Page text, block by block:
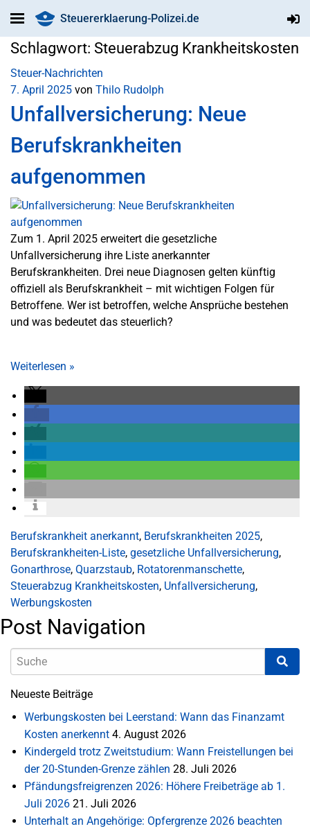
Steuererklaerung-Polizei.de
Schlagwort: Steuerabzug Krankheitskosten
Steuer-Nachrichten
7. April 2025 von Thilo Rudolph
Unfallversicherung: Neue
Berufskrankheiten
aufgenommen
Zum 1. April 2025 erweitert die gesetzliche
Unfallversicherung ihre Liste anerkannter
Berufskrankheiten. Drei neue Diagnosen gelten künftig
offiziell als Berufskrankheit – mit wichtigen Folgen für
Betroffene. Wer ist betroffen, welche Ansprüche bestehen
und was bedeutet das steuerlich?
Weiterlesen »
Berufskrankheit anerkannt, Berufskrankheiten 2025,
Berufskrankheiten-Liste, gesetzliche Unfallversicherung,
Gonarthrose, Quarzstaub, Rotatorenmanschette,
Steuerabzug Krankheitskosten, Unfallversicherung,
Werbungskosten
Post Navigation
Neueste Beiträge
Werbungskosten bei Leerstand: Wann das Finanzamt
Kosten anerkennt 4. August 2026
Kindergeld trotz Zweitstudium: Wann Freistellungen bei
der 20-Stunden-Grenze zählen 28. Juli 2026
Pfändungsfreigrenzen 2026: Höhere Freibeträge ab 1.
Juli 2026 21. Juli 2026
Unterhalt an Angehörige: Opfergrenze 2026 beachten